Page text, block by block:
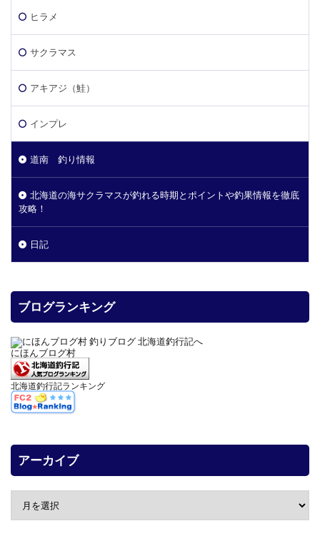
ヒラメ
サクラマス
アキアジ（鮭）
インプレ
道南 釣り情報
北海道の海サクラマスが釣れる時期とポイントや釣果情報を徹底
攻略！
日記
ブログランキング
にほんブログ村
北海道釣行記ランキング
アーカイブ